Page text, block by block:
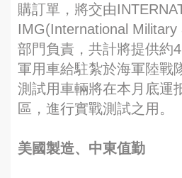
購訂單，將交由
IMG(International
部門負責，共計將提供約
軍用車給駐紮於海軍陸戰
測試用車輛將在本月底運
區，進行實戰測試之用。
美國製造、中東值勤